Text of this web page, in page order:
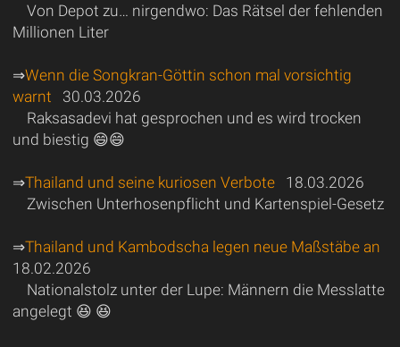
Von Depot zu… nirgendwo: Das Rätsel der fehlenden
Millionen Liter
⇒Wenn die Songkran-Göttin schon mal vorsichtig
warnt 30.03.2026
Raksasadevi hat gesprochen und es wird trocken
und biestig 😄😄
⇒Thailand und seine kuriosen Verbote18.03.2026
Zwischen Unterhosenpflicht und Kartenspiel-Gesetz
⇒Thailand und Kambodscha legen neue Maßstäbe an
18.02.2026
Nationalstolz unter der Lupe: Männern die Messlatte
angelegt 😆 😆